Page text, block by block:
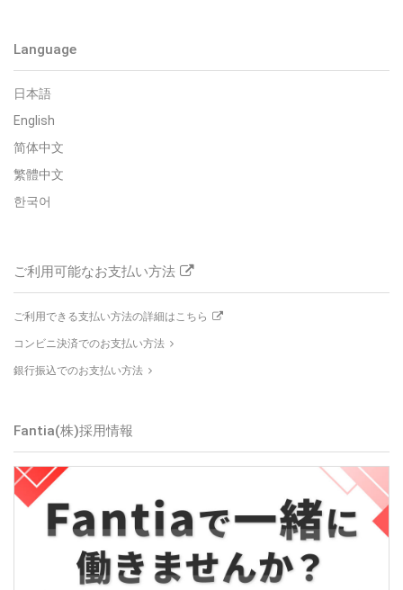
Language
日本語
English
简体中文
繁體中文
한국어
ご利用可能なお支払い方法
ご利用できる支払い方法の詳細はこちら
コンビニ決済でのお支払い方法
銀行振込でのお支払い方法
Fantia(株)採用情報